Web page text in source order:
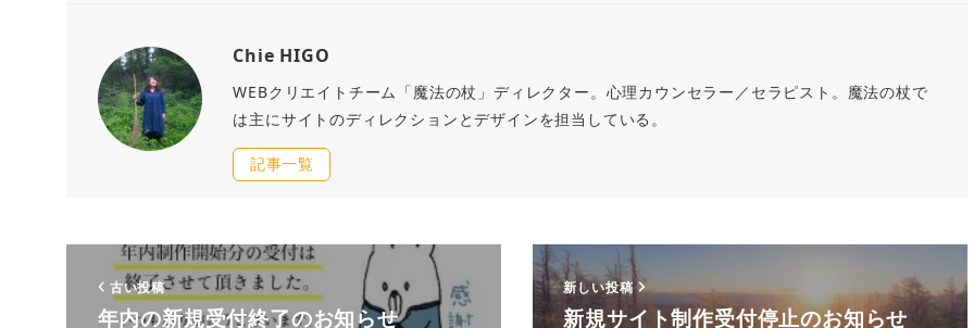
Chie HIGO
WEBクリエイトチーム「魔法の杖」ディレクター。心理カウンセラー／セラピスト。魔法の杖で
は主にサイトのディレクションとデザインを担当している。
記事一覧
古い投稿
年内の新規受付終了のお知らせ
新しい投稿
新規サイト制作受付停止のお知らせ